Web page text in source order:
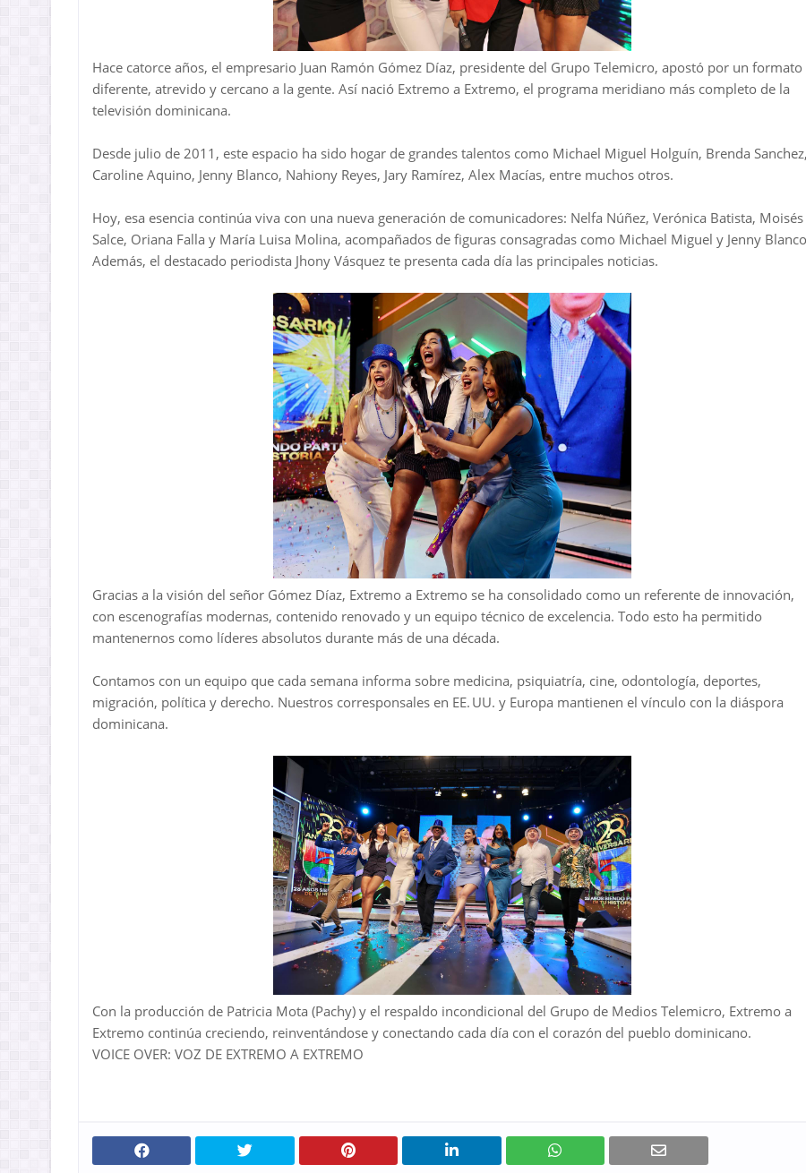
Hace catorce años, el empresario Juan Ramón Gómez Díaz, presidente del Grupo Telemicro, apostó por un formato
diferente, atrevido y cercano a la gente. Así nació Extremo a Extremo, el programa meridiano más completo de la
televisión dominicana.
Desde julio de 2011, este espacio ha sido hogar de grandes talentos como Michael Miguel Holguín, Brenda Sanchez,
Caroline Aquino, Jenny Blanco, Nahiony Reyes, Jary Ramírez, Alex Macías, entre muchos otros.
Hoy, esa esencia continúa viva con una nueva generación de comunicadores: Nelfa Núñez, Verónica Batista, Moisés
Salce, Oriana Falla y María Luisa Molina, acompañados de figuras consagradas como Michael Miguel y Jenny
Además, el destacado periodista Jhony Vásquez te presenta cada día las principales noticias.
Gracias a la visión del señor Gómez Díaz, Extremo a Extremo se ha consolidado como un referente de innovación,
con escenografías modernas, contenido renovado y un equipo técnico de excelencia. Todo esto ha permitido
mantenernos como líderes absolutos durante más de una década.
Contamos con un equipo que cada semana informa sobre medicina, psiquiatría, cine, odontología, deportes,
migración, política y derecho. Nuestros corresponsales en EE. UU. y Europa mantienen el vínculo con la diáspora
dominicana.
Con la producción de Patricia Mota (Pachy) y el respaldo incondicional del Grupo de Medios Telemicro, Extremo a
Extremo continúa creciendo, reinventándose y conectando cada día con el corazón del pueblo dominicano.
VOICE OVER: VOZ DE EXTREMO A EXTREMO